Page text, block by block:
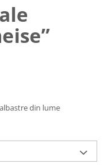
din lume